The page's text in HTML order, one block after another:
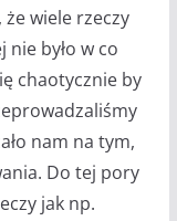
że wiele rzeczy
nie było w co
chaotycznie by
nam na tym,
Do tej pory
jak np.